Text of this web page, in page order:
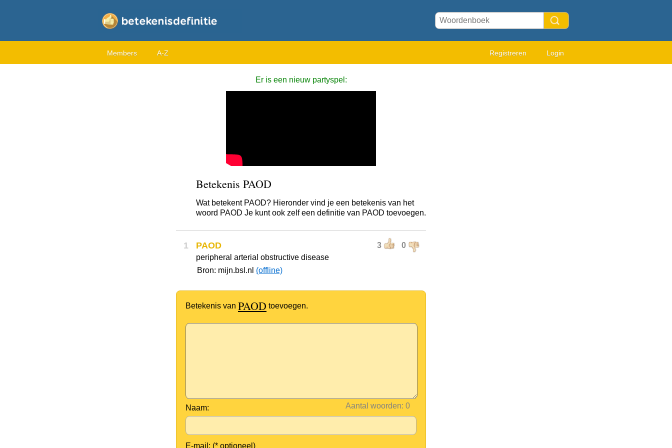
Members A-Z Registreren Login
Er is een nieuw partyspel:
Betekenis PAOD
Wat betekent PAOD? Hieronder vind je een betekenis van het
woord PAOD Je kunt ook zelf een definitie van PAOD toevoegen.
1 3 0
PAOD
peripheral arterial obstructive disease
Bron: mijn.bsl.nl (offline)
Betekenis van PAOD toevoegen.
Aantal woorden:
Naam:
E-mail: (* optioneel)